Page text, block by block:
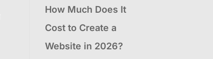
How Much Does It
Cost to Create a
Website in 2026?